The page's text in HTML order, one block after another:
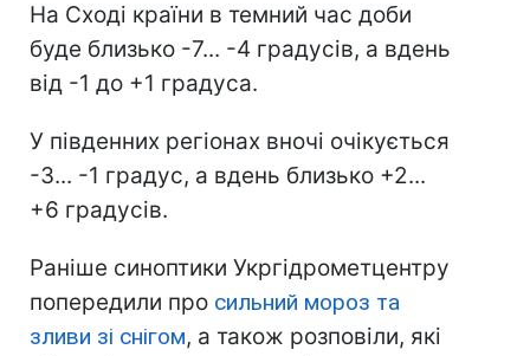
На Сході країни в темний час доби
буде близько -7... -4 градусів, а вдень
від -1 до +1 градуса.
У південних регіонах вночі очікується
-3... -1 градус, а вдень близько +2...
+6 градусів.
Раніше синоптики Укргідрометцентру
попередили про сильний мороз та
зливи зі снігом, а також розповіли, які